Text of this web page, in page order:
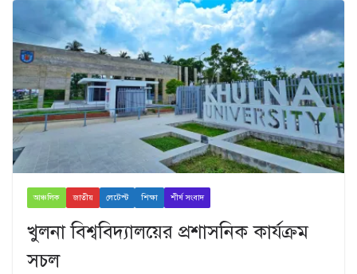
আঞ্চলিক জাতীয় লেটেস্ট শিক্ষা শীর্ষ সংবাদ
খুলনা বিশ্ববিদ্যালয়ের প্রশাসনিক কার্যক্রম
সচল